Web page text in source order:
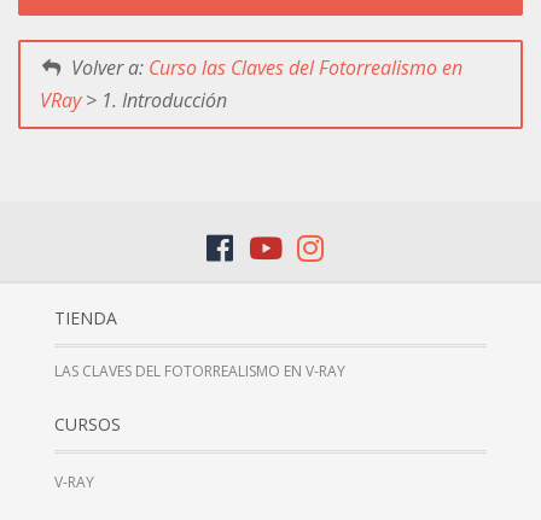
Volver a: Curso las Claves del Fotorrealismo en
VRay> 1. Introducción
TIENDA
LAS CLAVES DEL FOTORREALISMO EN V-RAY
CURSOS
V-RAY